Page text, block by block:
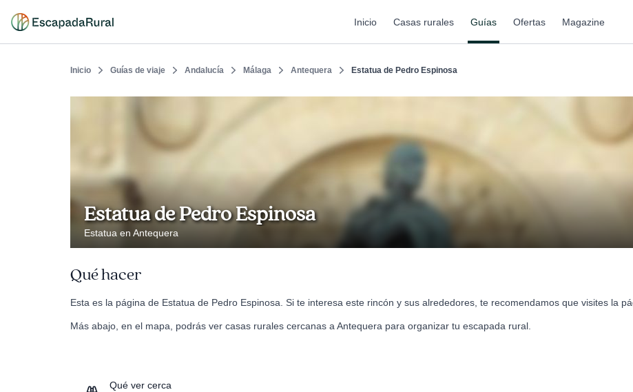
Inicio Casas rurales Guías Ofertas Magazine
Inicio Guías de viaje Andalucía Málaga Antequera Estatua de Pedro Espinosa
Estatua de Pedro Espinosa
Estatua en Antequera
Qué hacer
Esta es la página de Estatua de Pedro Espinosa. Si te interesa este rincón y sus alrededores, te recomendamos que visites la
Más abajo, en el mapa, podrás ver casas rurales cercanas a Antequera para organizar tu escapada rural.
Qué ver cerca